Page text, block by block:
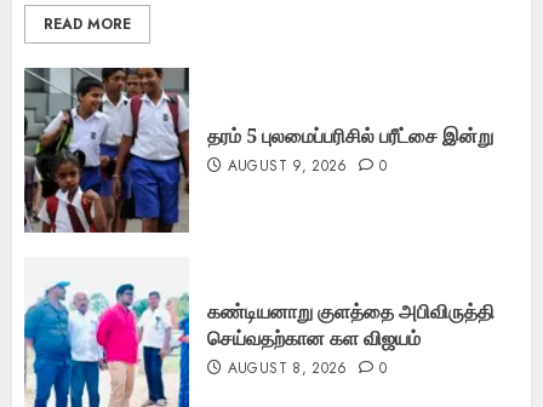
READ MORE
தரம் 5 புலமைப்பரிசில் பரீட்சை இன்று
AUGUST 9, 2026 0
கண்டியனாறு குளத்தை அபிவிருத்தி
செய்வதற்கான கள விஜயம்
AUGUST 8, 2026 0